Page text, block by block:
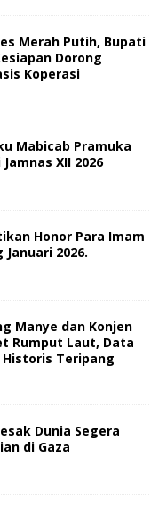
Merah Putih, Bupati
Dorong
Koperasi
Mabicab Pramuka
XII 2026
Honor Para Imam
2026.
Manye dan Konjen
Rumput Laut, Data
Teripang
Dunia Segera
di Gaza